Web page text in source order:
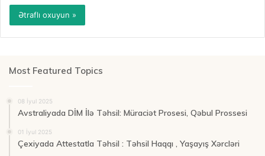
Ətraflı oxuyun »
Most Featured Topics
08 İyul 2025
Avstraliyada DİM İlə Təhsil: Müraciət Prosesi, Qəbul Prossesi
01 İyul 2025
Çexiyada Attestatla Təhsil : Təhsil Haqqı , Yaşayış Xərcləri